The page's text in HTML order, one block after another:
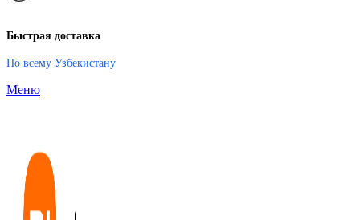
Быстрая доставка
По всему Узбекистану
Меню